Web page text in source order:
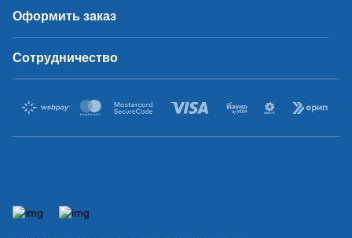
Оформить заказ
Сотрудничество